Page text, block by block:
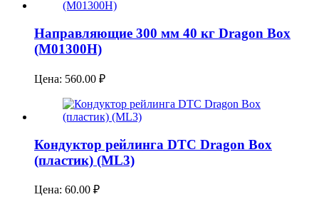
Направляющие 300 мм 40 кг Dragon Box
(M01300H)
Цена: 560.00 ₽
Кондуктор рейлинга DTC Dragon Box
(пластик) (ML3)
Цена: 60.00 ₽